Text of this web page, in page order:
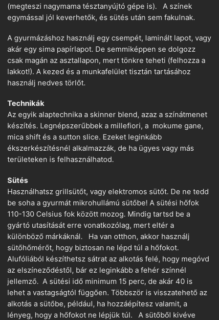
(megteszi nagymama tésztanyújtó gépe is). A színek
egymással jól keverhetők, és sütés után sem fakulnak.
A gyurmázáshoz használj egy csempét, laminált lapot, vagy
akár egy sima papírlapot. De semmiképpen se dolgozz
csak magán az asztallapon, mert tönkre teheti (felhozza a
lakkot!). A kezed és a munkafelület tisztán tartásához
használj nedves törlőt.
Technikák
Az egyik alaptechnika a skinner blend, azaz a színátmenet
készítés. Legnépszerűbbek a millefiori, a mokume gane,
mica shift és a sutton slice. Ezeket leginkább
ékszerkészítésnél alkalmazzák, de ha ügyes vagy más
területeken is felhasználhatod.
Sütés
Használhatsz grillsütőt, vagy elektromos sütőt. De ne tedd
be soha a gyurmát mikrohullámú sütőbe! A sütési hőfok
110-130 Celsius fok között mozog. Mindig tartsd be a
gyártó utasítását erre vonatkozólag, mert eltér a
különböző márkáknál. Ha van otthon, akkor használj
sütőhőmérőt, hogy biztosan ne lépd túl a hőfokot.
Alufóliából készíthetsz sátrat az alkotás felé, hogy megóvd
az elszíneződéstől, bár ez leginkább a fehér színnél
jellemző. A sütési idő minimum 15 perc, de akár 40 is
lehet a vastagságtól függően. Többször is visszatehető az
alkotás a sütőbe, például, ha hozzáépítesz valamit, a
lényeg, hogy a hőfokot ne lépjük túl. A sütőből kivéve